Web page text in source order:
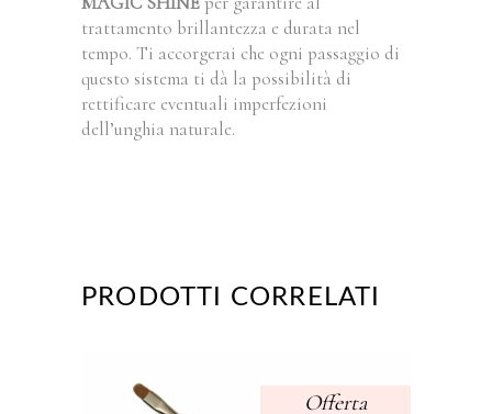
trattamento brillantezza e durata nel
tempo. Ti accorgerai che ogni passaggio di
questo sistema ti dà la possibilità di
rettificare eventuali imperfezioni
dell’unghia naturale.
PRODOTTI CORRELATI
Offerta